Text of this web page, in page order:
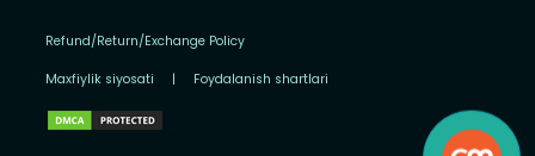
Refund/Return/Exchange Policy
Maxfiylik siyosati | Foydalanish shartlari